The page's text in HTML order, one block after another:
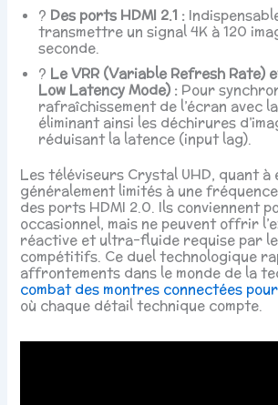
? Des ports HDMI 2.1 :
transmettre un signal 4K à 120
seconde.
?️ Le VRR (Variable Refresh Rate)
Low Latency Mode) : Pour
rafraîchissement de l’écran avec
éliminant ainsi les déchirures
réduisant la latence (input lag).
Les téléviseurs Crystal UHD, quant à
généralement limités à une
des ports HDMI 2.0. Ils conviennent
occasionnel, mais ne peuvent offrir
réactive et ultra-fluide requise par
compétitifs. Ce duel technologique
affrontements dans le monde de la
combat des montres connectées
où chaque détail technique compte.